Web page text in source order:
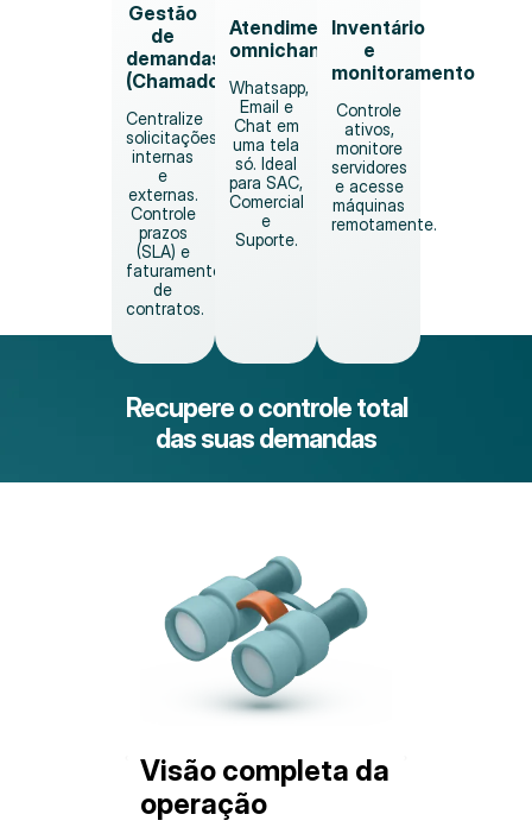
Gestão
de
demandas
(Chamados)
Centralize
solicitações
internas
e
externas.
Controle
prazos
(SLA) e
faturamento
de
contratos.
Atendimento
omnichannel
Whatsapp,
Email e
Chat em
uma tela
só. Ideal
para SAC,
Comercial
e
Suporte.
Inventário
e
monitoramento
Controle
ativos,
monitore
servidores
e acesse
máquinas
remotamente.
Recupere o controle total
das suas demandas
Visão completa da
operação